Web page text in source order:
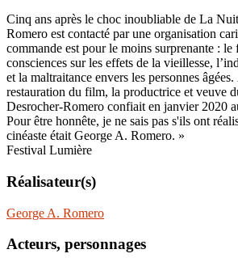
Cinq ans après le choc inoubliable de La
Romero est contacté par une organisation
commande est pour le moins surprenante :
consciences sur les effets de la vieillesse,
et la maltraitance envers les personnes
restauration du film, la productrice et veuve
Desrocher-Romero confiait en janvier 2020
Pour être honnête, je ne sais pas s'ils ont
cinéaste était George A. Romero. »
Festival Lumière
Réalisateur(s)
George A. Romero
Acteurs, personnages